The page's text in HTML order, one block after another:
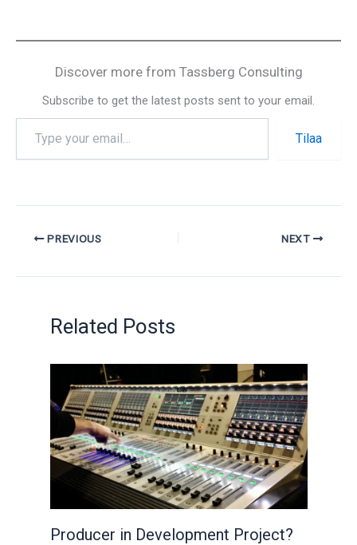
Discover more from Tassberg Consulting
Subscribe to get the latest posts sent to your email.
Tilaa
PREVIOUS NEXT
Related Posts
Producer in Development Project?